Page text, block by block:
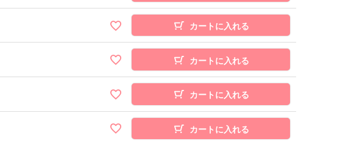
カートに入れる
カートに入れる
カートに入れる
カートに入れる